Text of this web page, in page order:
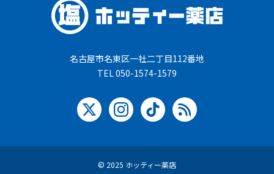
名古屋市名東区一社二丁目112番地
TEL 050-1574-1579
© 2025 ホッティー薬店